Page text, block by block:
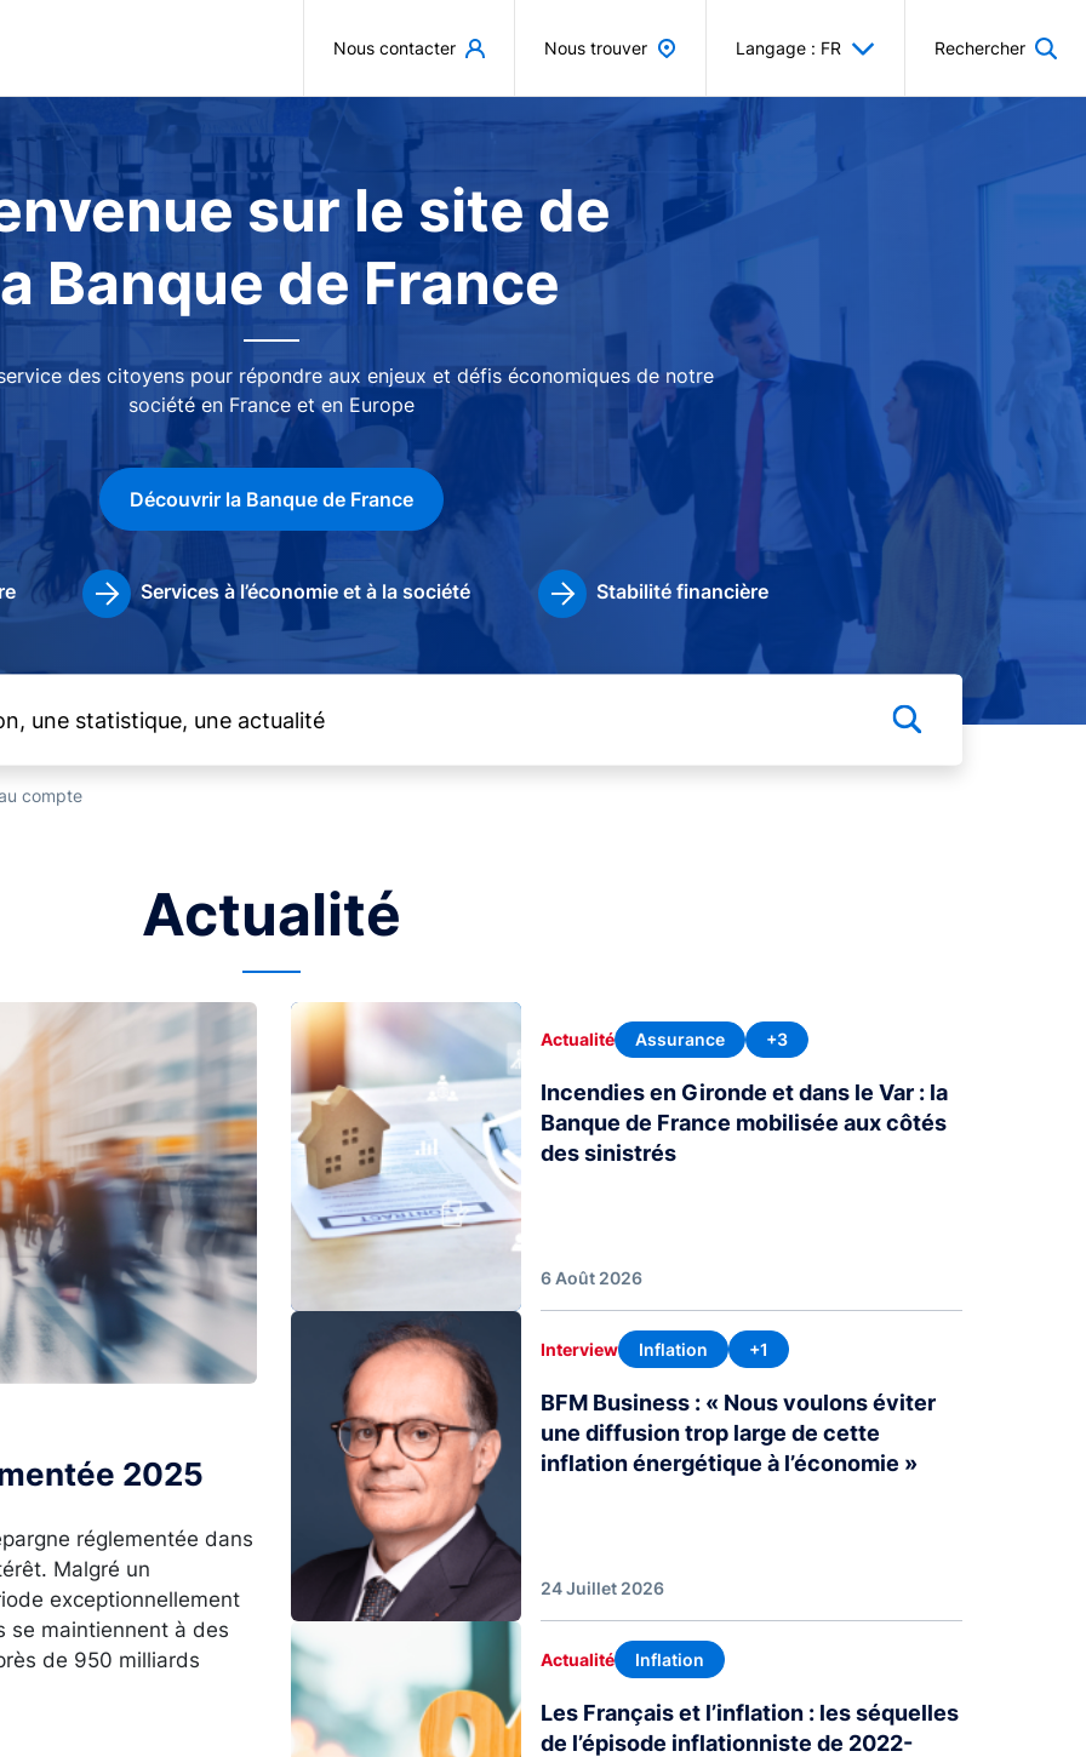
Nous contacter Nous trouver Langage : FR Rechercher
sur le site de
Banque de France
des citoyens pour répondre aux enjeux et défis économiques de notre
société en France et en Europe
Découvrir la Banque de France
Services à l’économie et à la société Stabilité financière
compte
Actualité
2025
réglementée dans
Malgré un
exceptionnellement
se maintiennent à des
de 950 milliards
Image
Actualité Assurance +3
Incendies en Gironde et dans le Var : la
Banque de France mobilisée aux côtés
des sinistrés
6 Août 2026
Interview Inflation +1
BFM Business : « Nous voulons éviter
une diffusion trop large de cette
inflation énergétique à l’économie »
24 Juillet 2026
Image
Actualité Inflation
Les Français et l’inflation : les séquelles
de l’épisode inflationniste de 2022-